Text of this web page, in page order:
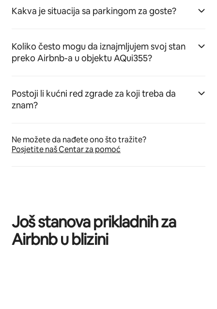
Kakva je situacija sa parkingom za goste?
Koliko često mogu da iznajmljujem svoj stan
preko Airbnb-a u objektu AQui355?
Postoji li kućni red zgrade za koji treba da
znam?
Ne možete da nađete ono što tražite?
Posjetite naš Centar za pomoć
Još stanova prikladnih za
Airbnb u blizini